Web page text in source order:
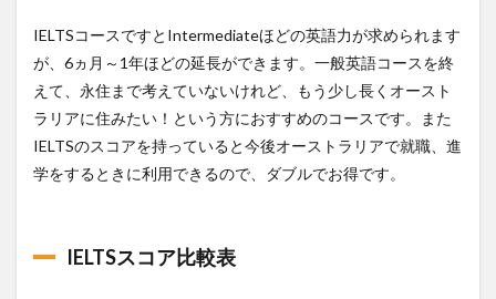
IELTSコースですとIntermediateほどの英語力が求められます
が、6ヵ月～1年ほどの延長ができます。一般英語コースを終
えて、永住まで考えていないけれど、もう少し長くオースト
ラリアに住みたい！という方におすすめのコースです。また
IELTSのスコアを持っていると今後オーストラリアで就職、進
学をするときに利用できるので、ダブルでお得です。
IELTSスコア比較表